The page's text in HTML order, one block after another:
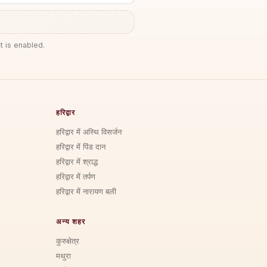
is enabled.
हरिद्वार
हरिद्वार में अस्थि विसर्जन
हरिद्वार में पिंड दान
हरिद्वार में श्राद्ध
हरिद्वार में तर्पण
हरिद्वार में नारायण बली
अन्य शहर
कुरुक्षेत्र
मथुरा